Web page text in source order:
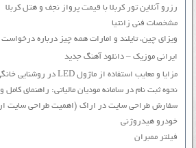
رزرو آنلاین تور کربلا با قیمت پرواز نجف و هتل کربلا
مشخصات فنی زانتیا
ویزای چین، تایلند و امارات همه چیز درباره درخواست
ایرانی موزیک – دانلود آهنگ جدید
مزایا و معایب استفاده از ماژول LED در روشنایی خانگی
نحوه ثبت نام در سامانه مودیان مالیاتی: راهنمای کامل
سفارش طراحی سایت در اراک (اهمیت طراحی سایت
خودرو هیدروژنی
فیلتر ممبران